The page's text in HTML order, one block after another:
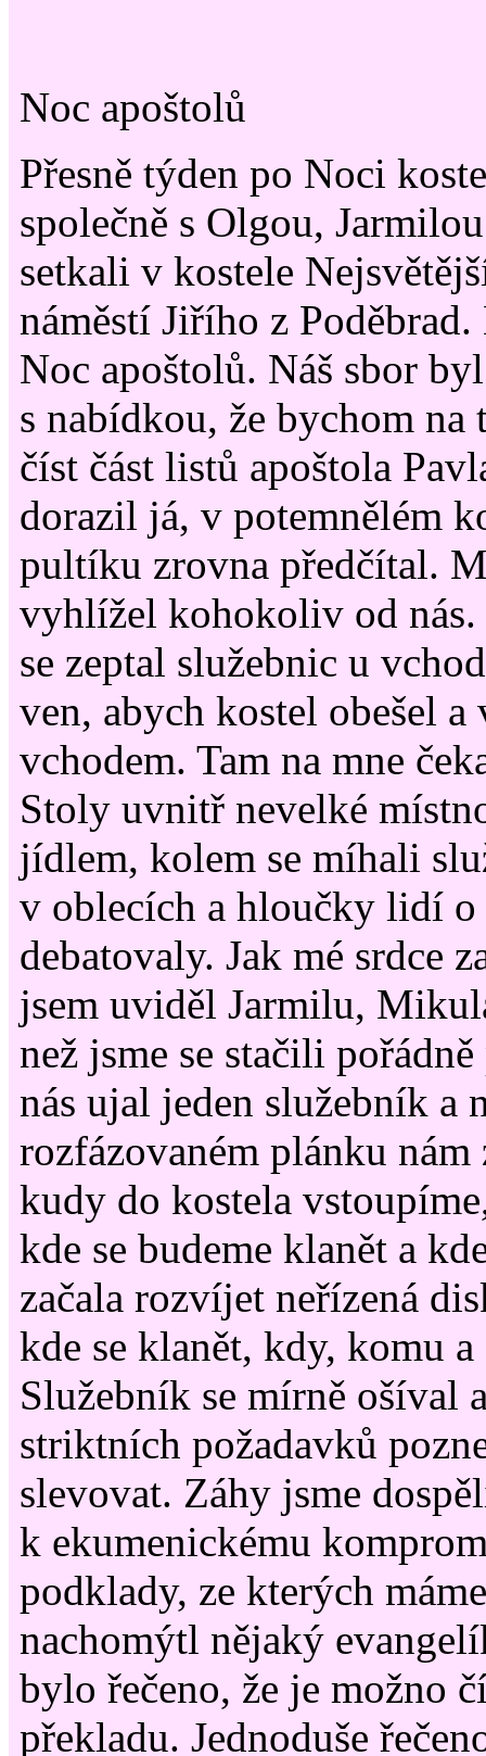
Noc apoštolů
Přesně týden po Noci
společně s Olgou,
setkali v kostele
náměstí Jiřího z
Noc apoštolů. Náš sbor
s nabídkou, že bychom
číst část listů apoštola
dorazil já, v potemnělém
pultíku zrovna předčítal.
vyhlížel kohokoliv od nás.
se zeptal služebnic u
ven, abych kostel obešel
vchodem. Tam na mne
Stoly uvnitř nevelké
jídlem, kolem se míhali
v oblecích a hloučky lidí o
debatovaly. Jak mé srdce
jsem uviděl Jarmilu,
než jsme se stačili
nás ujal jeden služebník a
rozfázovaném plánku
kudy do kostela
kde se budeme klanět a
začala rozvíjet neřízená
kde se klanět, kdy, komu a
Služebník se mírně ošíval
striktních požadavků
slevovat. Záhy jsme
k ekumenickému
podklady, ze kterých
nachomýtl nějaký
bylo řečeno, že je možno
překladu. Jednoduše